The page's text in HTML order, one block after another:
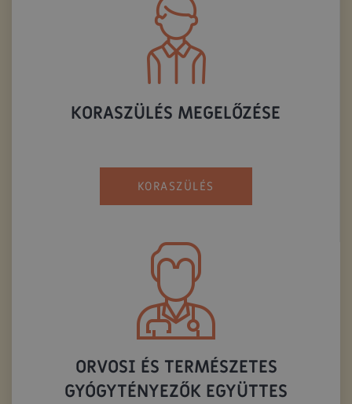
KORASZÜLÉS MEGELŐZÉSE
KORASZÜLÉS
ORVOSI ÉS TERMÉSZETES
GYÓGYTÉNYEZŐK EGYÜTTES